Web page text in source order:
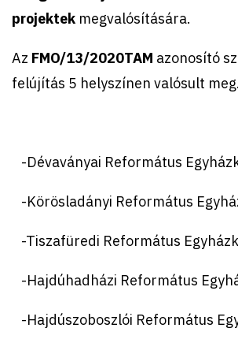
projektek megvalósítására.
Az FMO/13/2020TAM azonosító
felújítás 5 helyszínen valósult meg.
-Dévaványai Református
-Körösladányi Református
-Tiszafüredi Református
-Hajdúhadházi Református
-Hajdúszoboszlói Református